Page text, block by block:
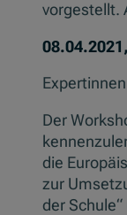
vorgestellt.
Der
die
zur
der